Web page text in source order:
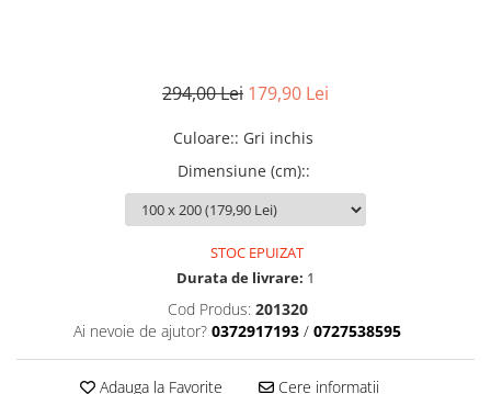
294,00 Lei 179,90 Lei
Culoare:: Gri inchis
Dimensiune (cm)::
STOC EPUIZAT
Durata de livrare: 1
Cod Produs: 201320
Ai nevoie de ajutor? 0372917193 / 0727538595
Adauga la Favorite Cere informatii